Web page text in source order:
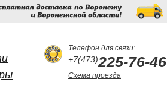
Телефон для связи:
+7(473)225-76-46
Схема проезда